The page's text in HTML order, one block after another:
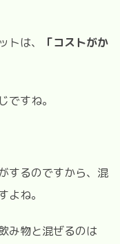
は、
「コストがか
ですね。
するのですから、混
ね。
み物と混ぜるのは